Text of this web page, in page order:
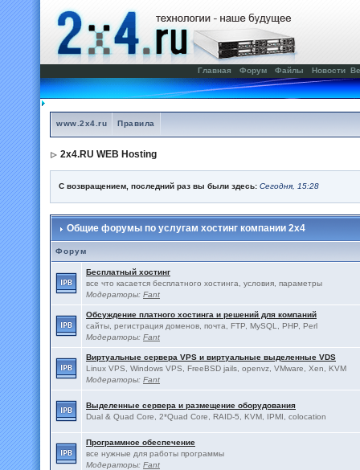
Главная Форум Файлы Новости
www.2x4.ru Правила
2x4.RU WEB Hosting
С возвращением, последний раз вы были здесь: Сегодня, 15:28
Общие форумы по услугам хостинг компании 2x4
Форум
Бесплатный хостинг
все что касается бесплатного хостинга, условия, параметры
Модераторы: Fant
Обсуждение платного хостинга и решений для компаний
сайты, регистрация доменов, почта, FTP, MySQL, PHP, Perl
Модераторы: Fant
Виртуальные сервера VPS и виртуальные выделенные VDS
Linux VPS, Windows VPS, FreeBSD jails, openvz, VMware, Xen, KVM
Модераторы: Fant
Выделенные сервера и размещение оборудования
Dual & Quad Core, 2*Quad Core, RAID-5, KVM, IPMI, colocation
Программное обеспечение
все нужные для работы программы
Модераторы: Fant